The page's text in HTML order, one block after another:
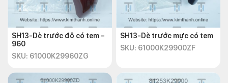
SH13-Dè trước đô có tem –
960
SKU: 61000K29960ZG
SH13-Dè trước mực có tem
SKU: 61000K29900ZF